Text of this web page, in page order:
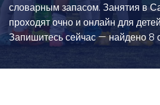
словарным запасом. Занятия в
проходят очно и онлайн для
Запишитесь сейчас — найдено 8